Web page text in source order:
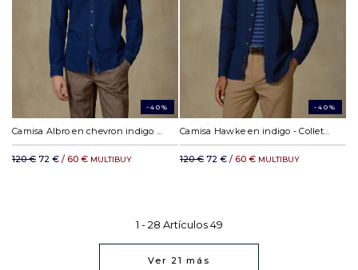
-40%
120 € 72 € / 60 € MULTIBUY
-40%
Camisa Hawke en indigo - Colletto button-down
120 € 72 € / 60 € MULTIBUY
1 -28 Artículos49
Ver 21 más